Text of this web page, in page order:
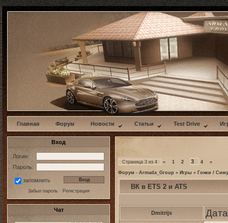
w
Главная Форум Новости Статьи Test Drive
Вход
Логин:
Пароль:
запомнить
Забыл пароль· Регистрация
Чат
Страница 3 из 4 « 1 2 3 4 »
Форум - Armada_Group » Игры » Гонки /
ВК в ETS 2 и ATS
Dmitrijs